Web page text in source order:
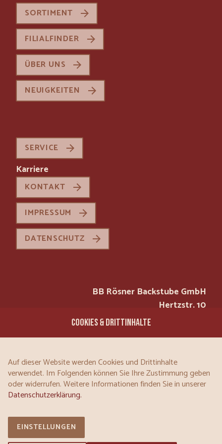
SORTIMENT
FILIALFINDER
ÜBER UNS
NEUIGKEITEN
SERVICE
Karriere
KONTAKT
IMPRESSUM
DATENSCHUTZ
BB Rösner Backstube GmbH
Hertzstr. 10
97076 Würzburg
INFO@BB-ROESNER-BACKSTUBE.DE
FACEBOOK
COOKIES & DRITTINHALTE
Auf dieser Website werden Cookies und Drittinhalte
verwendet. Im Folgenden können Sie Ihre Zustimmung geben
oder widerrufen. Weitere Informationen finden Sie in unserer
Datenschutzerklärung.
EINSTELLUNGEN